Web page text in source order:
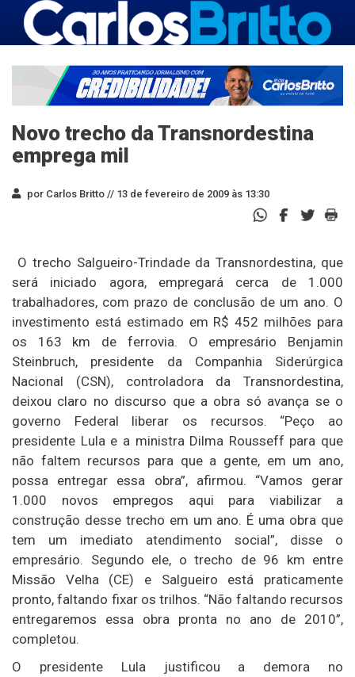
Novo trecho da Transnordestina
emprega mil
por Carlos Britto // 13 de fevereiro de 2009 às 13:30
O trecho Salgueiro-Trindade da Transnordestina, que
será iniciado agora, empregará cerca de 1.000
trabalhadores, com prazo de conclusão de um ano. O
investimento está estimado em R$ 452 milhões para
os 163 km de ferrovia. O empresário Benjamin
Steinbruch, presidente da Companhia Siderúrgica
Nacional (CSN), controladora da Transnordestina,
deixou claro no discurso que a obra só avança se o
governo Federal liberar os recursos. “Peço ao
presidente Lula e a ministra Dilma Rousseff para que
não faltem recursos para que a gente, em um ano,
possa entregar essa obra”, afirmou. “Vamos gerar
1.000 novos empregos aqui para viabilizar a
construção desse trecho em um ano. É uma obra que
tem um imediato atendimento social”, disse o
empresário. Segundo ele, o trecho de 96 km entre
Missão Velha (CE) e Salgueiro está praticamente
pronto, faltando fixar os trilhos. “Não faltando recursos
entregaremos essa obra pronta no ano de 2010”,
completou.
O presidente Lula justificou a demora no